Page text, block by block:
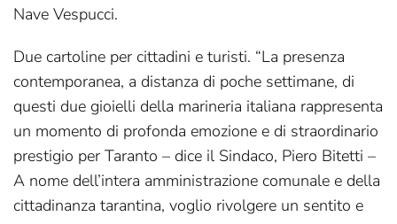
Nave Vespucci.
Due cartoline per cittadini e turisti. “La presenza
contemporanea, a distanza di poche settimane, di
questi due gioielli della marineria italiana rappresenta
un momento di profonda emozione e di straordinario
prestigio per Taranto – dice il Sindaco, Piero Bitetti –
A nome dell’intera amministrazione comunale e della
cittadinanza tarantina, voglio rivolgere un sentito e